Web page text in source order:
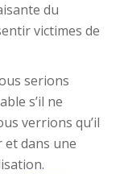
du
victimes de
serions
s’il ne
verrions qu’il
dans une